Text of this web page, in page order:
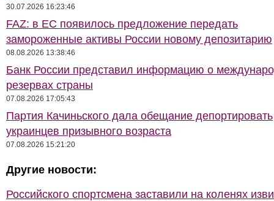
30.07.2026 16:23:46
FAZ: в ЕС появилось предложение передать
замороженные активы России новому депозитарию
08.08.2026 13:38:46
Банк России представил информацию о
резервах страны
07.08.2026 17:05:43
Партия Качиньского дала обещание депортировать
украинцев призывного возраста
07.08.2026 15:21:20
Другие новости:
Российского спортсмена заставили на коленях